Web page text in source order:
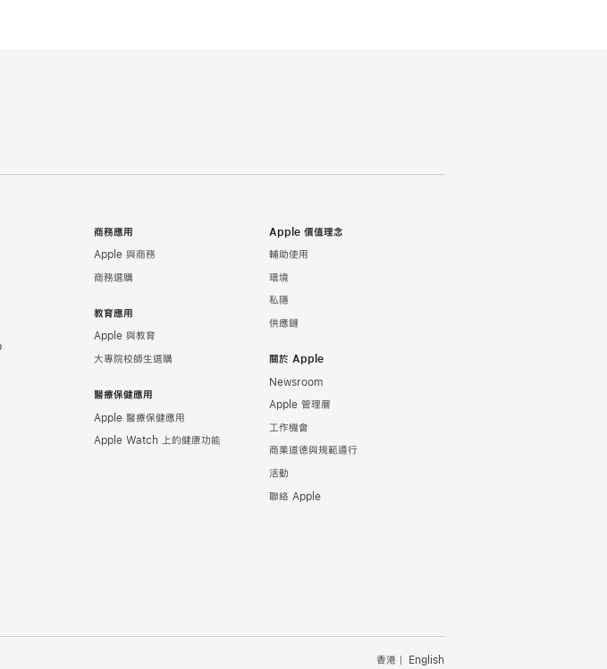
商務應用
Apple 與商務
商務選購
教育應用
Apple 與教育
大專院校師生選購
醫療保健應用
Apple 醫療保健應用
Apple Watch 上的健康功能
Apple 價值理念
輔助使用
環境
私隱
供應鏈
關於 Apple
Newsroom
Apple 管理層
工作機會
商業道德與規範遵行
活動
聯絡 Apple
香港 English